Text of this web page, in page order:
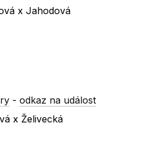
x Jahodová
-odkaz na událost
x Želivecká